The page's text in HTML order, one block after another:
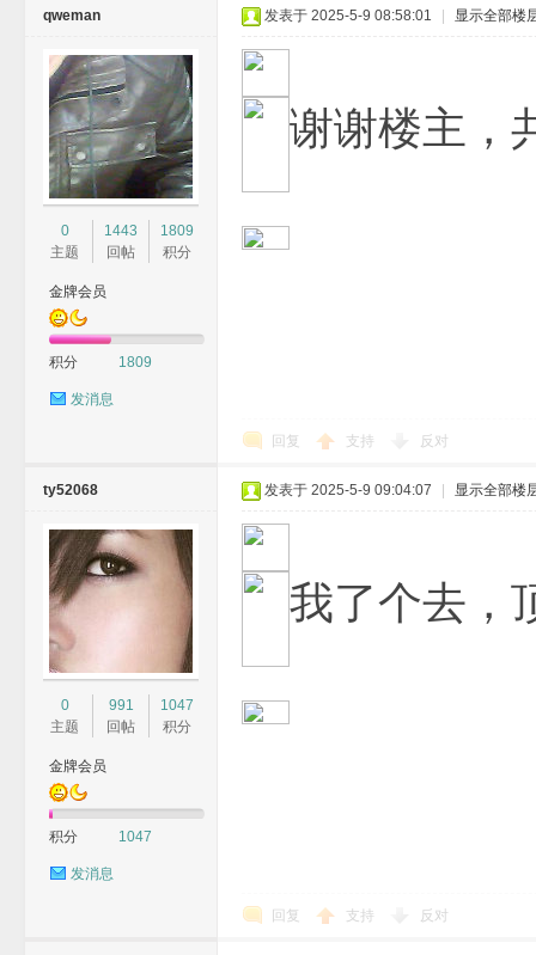
qweman
0
主题
1443
回帖
1809
积分
金牌会员
积分 1809
发消息
发表于 2025-5-9 08:58:01 显示全部楼
谢谢楼主，
回复 支持 反对
ty52068
0
主题
991
回帖
1047
积分
金牌会员
积分 1047
发消息
发表于 2025-5-9 09:04:07 显示全部楼
我了个去，
回复 支持 反对